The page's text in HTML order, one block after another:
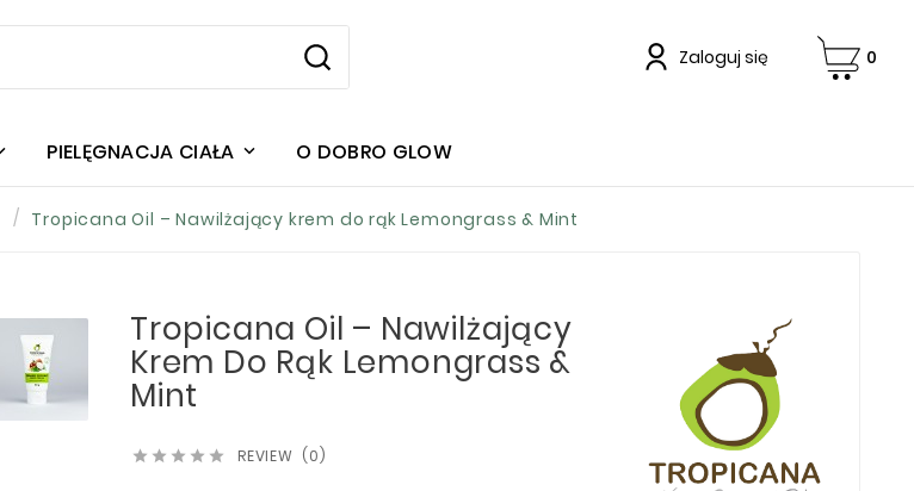
Zaloguj się 0
PIELĘGNACJA CIAŁA O DOBRO GLOW
Tropicana Oil – Nawilżający krem do rąk Lemongrass & Mint
Tropicana Oil – Nawilżający
Krem Do Rąk Lemongrass &
Mint
     REVIEW (0)